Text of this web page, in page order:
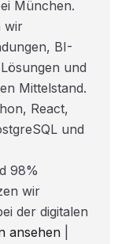
München.
wir
BI-
und
Mittelstand.
React,
und
98%
wir
der digitalen
ansehen